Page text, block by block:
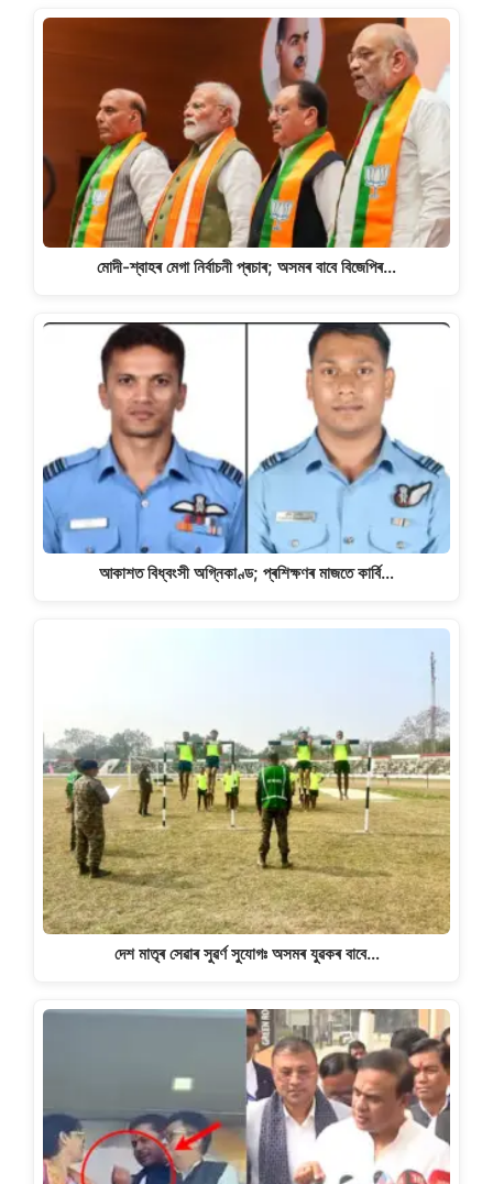
মোদী-শ্বাহৰ মেগা নিৰ্বাচনী প্ৰচাৰ; অসমৰ বাবে বিজেপিৰ…
আকাশত বিধ্বংসী অগ্নিকাণ্ড; প্ৰশিক্ষণৰ মাজতে কাৰ্বি…
দেশ মাতৃৰ সেৱাৰ সুৱৰ্ণ সুযোগঃ অসমৰ যুৱকৰ বাবে…